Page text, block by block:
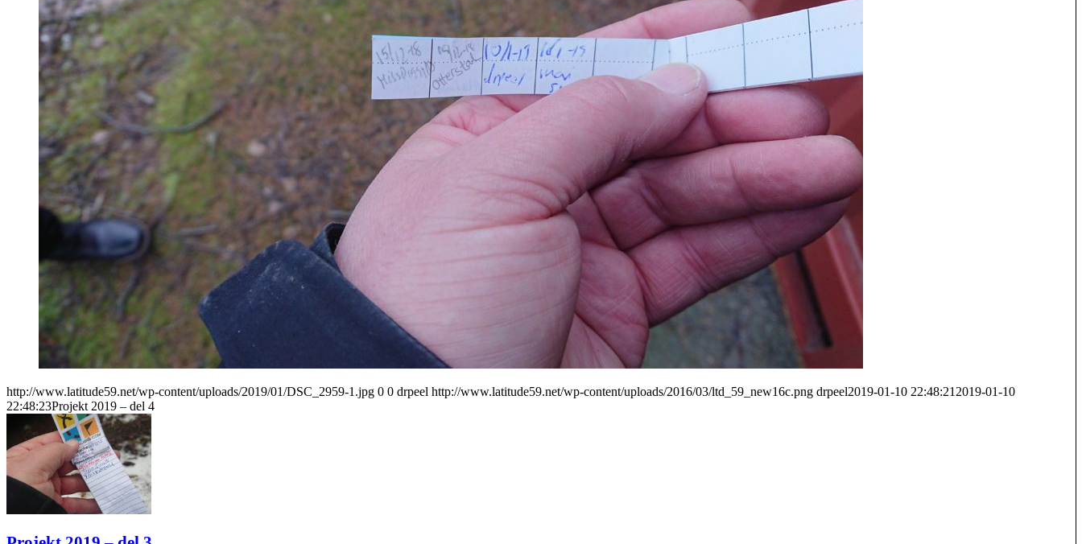
http://www.latitude59.net/wp-content/uploads/2019/01/DSC_2959-1.jpg 0 0 drpeel http://www.latitude59.net/wp-content/uploads/2016/03/ltd_59_new16c.png drpeel2019-01-10 22:48:21 2019-01-10
22:48:23Projekt 2019 – del 4